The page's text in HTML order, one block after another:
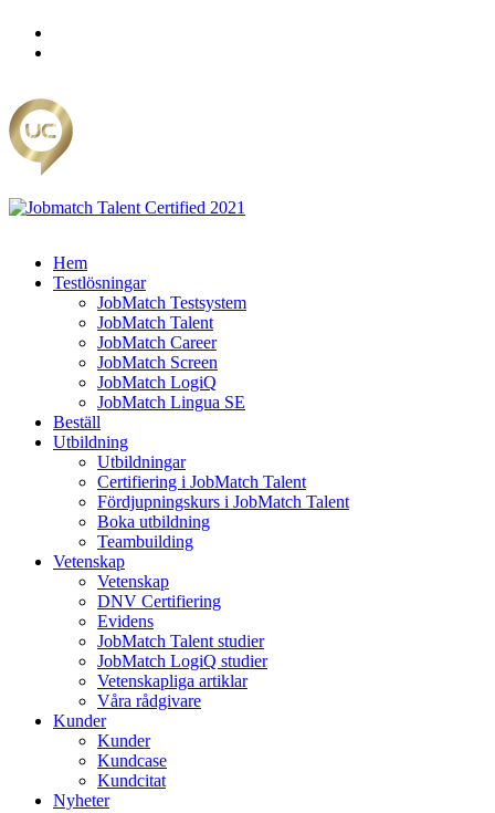
Hem
Testlösningar
JobMatch Testsystem
JobMatch Talent
JobMatch Career
JobMatch Screen
JobMatch LogiQ
JobMatch Lingua SE
Beställ
Utbildning
Utbildningar
Certifiering i JobMatch Talent
Fördjupningskurs i JobMatch Talent
Boka utbildning
Teambuilding
Vetenskap
Vetenskap
DNV Certifiering
Evidens
JobMatch Talent studier
JobMatch LogiQ studier
Vetenskapliga artiklar
Våra rådgivare
Kunder
Kunder
Kundcase
Kundcitat
Nyheter